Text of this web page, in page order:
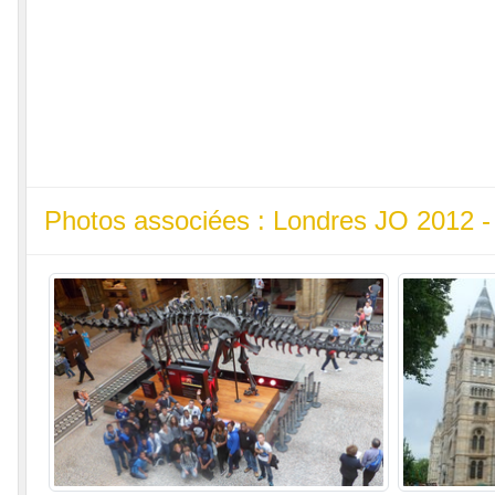
Photos associées : Londres JO 2012